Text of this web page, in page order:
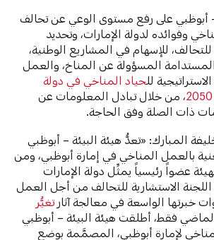
أبوظبي على رفع مستوى الوعي عن تحالف
وفوائده لدولة الإمارات، وتحديد
للإسهام في المشاريع الوطنية،
المسؤولة عن المناخ، والعمل
للحياد المناخي في دولة
، من خلال تبادل المعلومات عن
ذات الصلة وفق الحاجة.
المبارك: «تعدُّ هيئة البيئة – أبوظبي
بالعمل المناخي في إمارة أبوظبي، ومن
عضواً رئيسياً يمثِّل دولة الإمارات
الاستشارية للتحالف من أجل العمل
خبرتها الواسعة في معالجة آثار تغيُّر
فقط، أطلقت هيئة البيئة – أبوظبي
لإمارة أبوظبي، المصمَّمة بوضع